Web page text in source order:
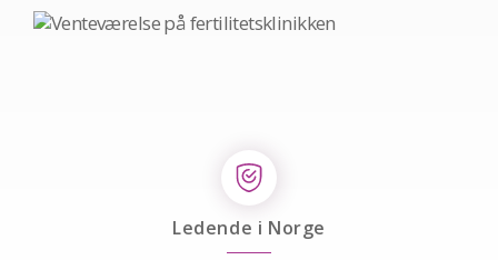
Ledende i Norge